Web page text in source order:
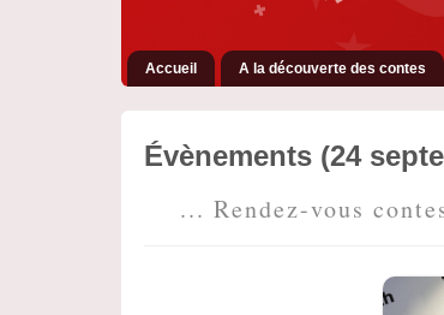
Accueil A la découverte des contes
Évènements (24
... Rendez-vous